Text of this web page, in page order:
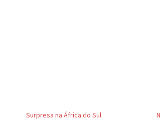
Surpresa na África do Sul